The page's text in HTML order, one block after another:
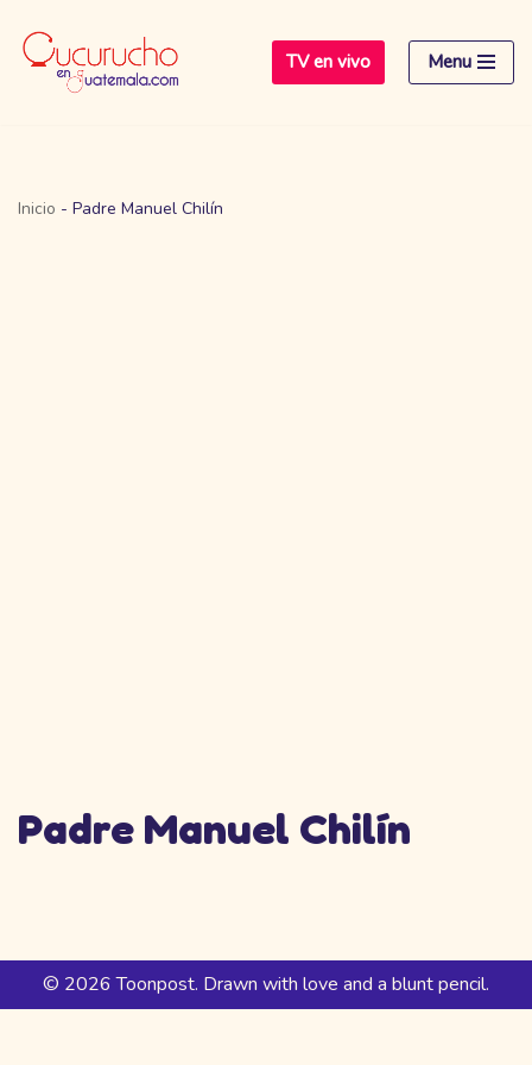
Saltar
TV en vivo Menu
Inicio - Padre Manuel Chilín
Padre Manuel Chilín
© 2026 Toonpost. Drawn with love and a blunt pencil.